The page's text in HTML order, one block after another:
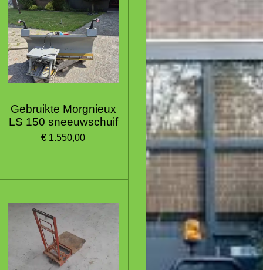
Gebruikte Morgnieux
LS 150 sneeuwschuif
€ 1.550,00